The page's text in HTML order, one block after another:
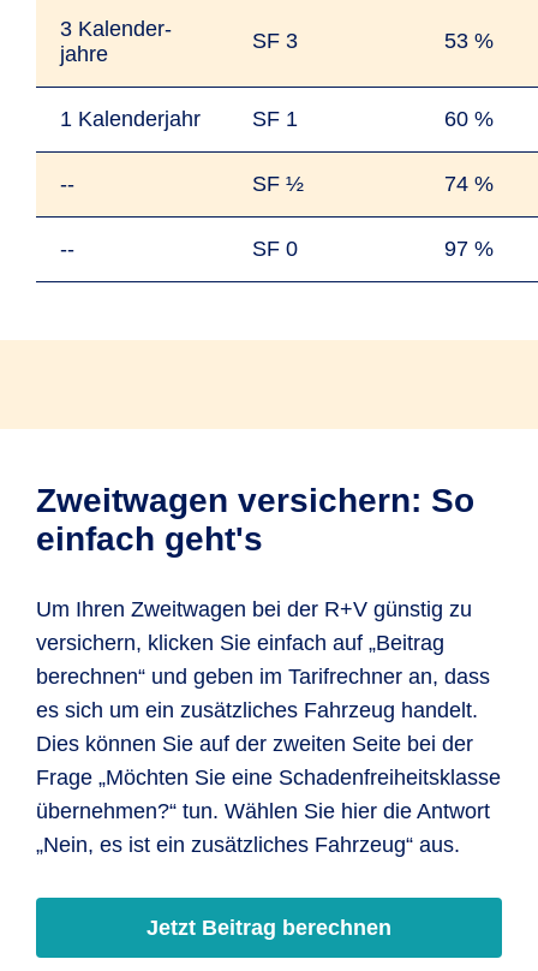
3 Kalender­
jahre
SF 3 53 %
1 Kalender­jahr SF 1 60 %
-- SF ½ 74 %
-- SF 0 97 %
Zweitwagen versichern: So
einfach geht's
Um Ihren Zweitwagen bei der R+V günstig zu
versichern, klicken Sie einfach auf „Beitrag
berechnen“ und geben im Tarifrechner an, dass
es sich um ein zusätzliches Fahrzeug handelt.
Dies können Sie auf der zweiten Seite bei der
Frage „Möchten Sie eine Schadenfreiheitsklasse
übernehmen?“ tun. Wählen Sie hier die Antwort
„Nein, es ist ein zusätzliches Fahrzeug“ aus.
Jetzt Beitrag berechnen